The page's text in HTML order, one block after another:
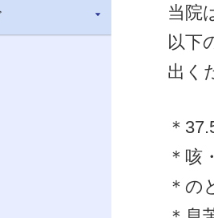
当院
以下
出く
＊
＊咳
＊の